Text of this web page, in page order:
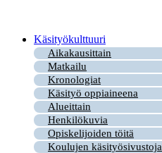
Käsityökulttuuri
Aikakausittain
Matkailu
Kronologiat
Käsityö oppiaineena
Alueittain
Henkilökuvia
Opiskelijoiden töitä
Koulujen käsityösivustoja